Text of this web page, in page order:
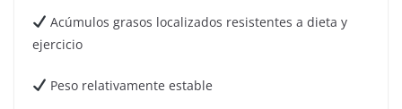
Acúmulos grasos localizados resistentes a dieta y
ejercicio
Peso relativamente estable